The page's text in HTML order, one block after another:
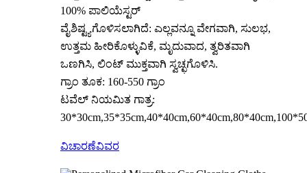
100% ಪಾಲಿಯೆಸ್ಟರ್
ವೈಶಿಷ್ಟ್ಯಗೊಳಿಸಲಾಗಿದೆ: ಎಲ್ಲವನ್ನೂ ವೇಗವಾಗಿ, ಸುಲಭ,
ಉತ್ತಮ ಹೀರಿಕೊಳ್ಳುವಿಕೆ, ಮೃದುವಾದ, ತ್ವರಿತವಾಗಿ
ಒಣಗಿಸಿ, ಲಿಂಟ್ ಮುಕ್ತವಾಗಿ ಸ್ವಚ್ಛಗೊಳಿಸಿ.
ಗ್ರಾಂ ತೂಕ: 160-550 ಗ್ರಾಂ
ಟವೆಲ್ ನಿಯಮಿತ ಗಾತ್ರ:
ವಿಚಾರಣೆವಿವರ